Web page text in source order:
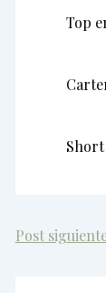
Top
Short
Post